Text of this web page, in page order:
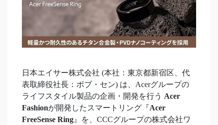
日本エイサー株式会社 (本社：東京都新宿区、代
表取締役社長：ボブ・セン) は、Acerグループの
ライフスタイル製品の企画・開発を行う Acer
Fashionが開発したスマートリング『Acer
FreeSense Ring 』を、CCCグループの株式会社ワ